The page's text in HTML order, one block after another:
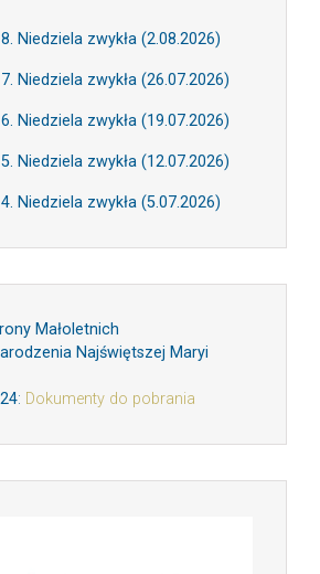
Niedziela zwykła (2.08.2026)
Niedziela zwykła (26.07.2026)
Niedziela zwykła (19.07.2026)
Niedziela zwykła (12.07.2026)
Niedziela zwykła (5.07.2026)
Małoletnich
Najświętszej Maryi
: Dokumenty do pobrania